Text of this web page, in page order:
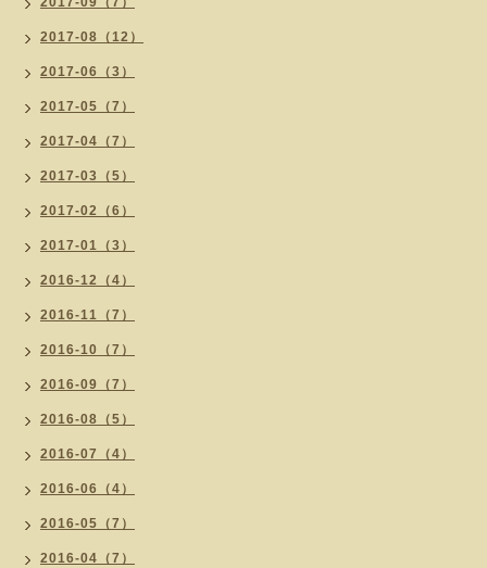
2017-08（12）
2017-06（3）
2017-05（7）
2017-04（7）
2017-03（5）
2017-02（6）
2017-01（3）
2016-12（4）
2016-11（7）
2016-10（7）
2016-09（7）
2016-08（5）
2016-07（4）
2016-06（4）
2016-05（7）
2016-04（7）